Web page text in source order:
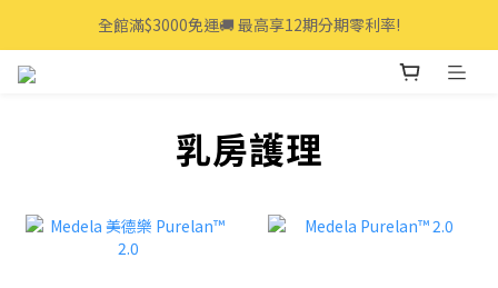
全館滿$3000免運🚚 最高享12期分期零利率!
全館滿$3000免運🚚 最高享12期分期零利率!
乳房護理